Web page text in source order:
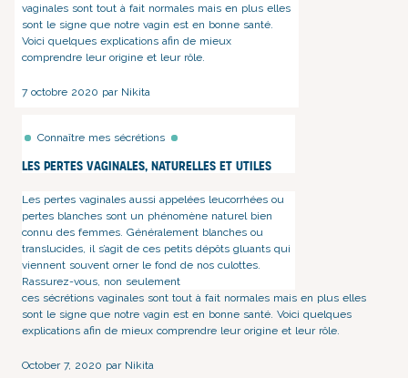
vaginales sont tout à fait normales mais en plus elles
sont le signe que notre vagin est en bonne santé.
Voici quelques explications afin de mieux
comprendre leur origine et leur rôle.
7 octobre 2020 par Nikita
Connaître mes sécrétions
Les pertes vaginales, naturelles et utiles
Les pertes vaginales aussi appelées leucorrhées ou
pertes blanches sont un phénomène naturel bien
connu des femmes. Généralement blanches ou
translucides, il s’agit de ces petits dépôts gluants qui
viennent souvent orner le fond de nos culottes.
Rassurez-vous, non seulement
ces sécrétions vaginales sont tout à fait normales mais en plus elles
sont le signe que notre vagin est en bonne santé. Voici quelques
explications afin de mieux comprendre leur origine et leur rôle.
October 7, 2020 par Nikita